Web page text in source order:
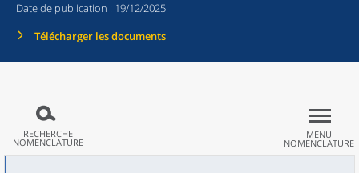
Date de publication : 19/12/2025
Télécharger les documents
RECHERCHE
NOMENCLATURE
MENU
NOMENCLATURE